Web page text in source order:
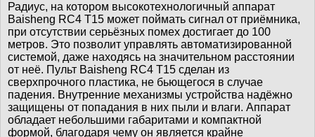
Радиус, на котором высокотехнологичный аппарат
Baisheng RC4 T15 может поймать сигнал от приёмника,
при отсутствии серьёзных помех достигает до 100
метров. Это позволит управлять автоматизированной
системой, даже находясь на значительном расстоянии
от неё. Пульт Baisheng RC4 T15 сделан из
сверхпрочного пластика, не бьющегося в случае
падения. Внутренние механизмы устройства надёжно
защищены от попадания в них пыли и влаги. Аппарат
обладает небольшими габаритами и компактной
формой, благодаря чему он является крайне